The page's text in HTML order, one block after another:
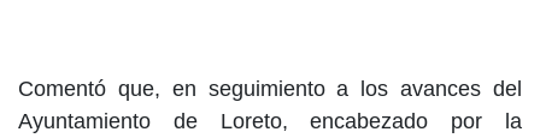
Comentó que, en seguimiento a los avances del
Ayuntamiento de Loreto, encabezado por la